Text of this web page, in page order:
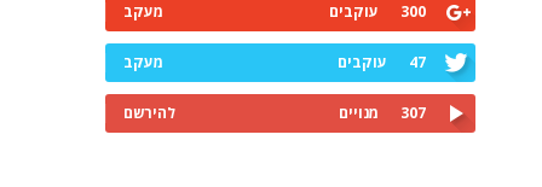
300 עוקבים מעקב
47 עוקבים מעקב
307 מנויים להירשם